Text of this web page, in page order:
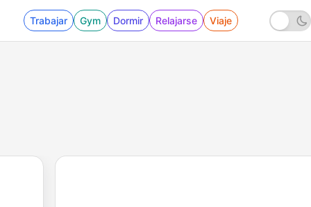
Trabajar Gym Dormir Relajarse Viaje